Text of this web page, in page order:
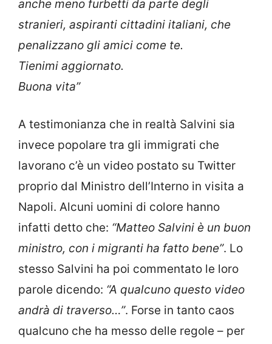
anche meno furbetti da parte degli
stranieri, aspiranti cittadini italiani, che
penalizzano gli amici come te.
Tienimi aggiornato.
Buona vita”
A testimonianza che in realtà Salvini sia
invece popolare tra gli immigrati che
lavorano c’è un video postato su Twitter
proprio dal Ministro dell’Interno in visita a
Napoli. Alcuni uomini di colore hanno
infatti detto che: “Matteo Salvini è un buon
ministro, con i migranti ha fatto bene”. Lo
stesso Salvini ha poi commentato le loro
parole dicendo: “A qualcuno questo video
andrà di traverso…”. Forse in tanto caos
qualcuno che ha messo delle regole – per